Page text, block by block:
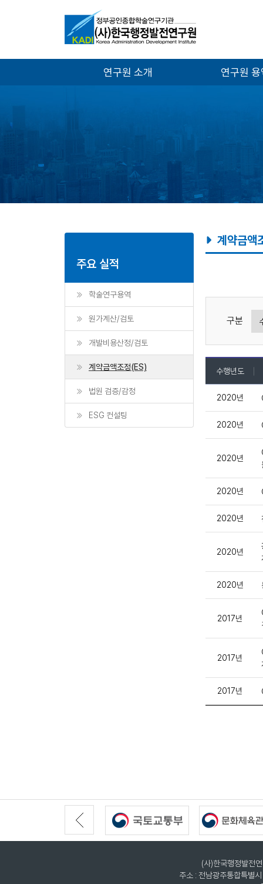
연구원 소개 연구원
주요 실적
학술연구용역
원가계산/검토
개발비용산정/검토
계약금액조정(ES)
법원 검증/감정
ESG 컨설팅
계약금액
구분
수행년도
2020년
2020년
2020년
2020년
2020년
2020년
2020년
2017년
2017년
2017년
(사)한국행정
주소 : 전남광주통합특별